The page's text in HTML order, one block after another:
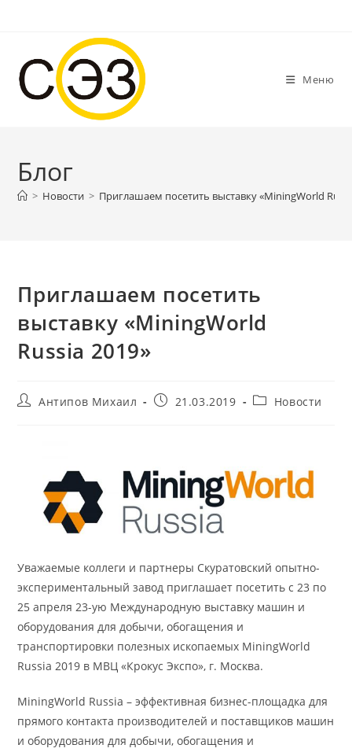
содержимому
Меню
Блог
> Новости > Приглашаем посетить выставку «MiningWorld
Приглашаем посетить
выставку «MiningWorld
Russia 2019»
АвторАнтипов Михаил
Запись21.03.2019
Рубрика
Новости
Уважаемые коллеги и партнеры Скуратовский опытно-
экспериментальный завод приглашает посетить c 23 по
25 апреля 23-ую Международную выставку машин и
оборудования для добычи, обогащения и
транспортировки полезных ископаемых MiningWorld
Russia 2019 в МВЦ «Крокус Экспо», г. Москва.
MiningWorld Russia – эффективная бизнес-площадка для
прямого контакта производителей и поставщиков машин
и оборудования для добычи, обогащения и